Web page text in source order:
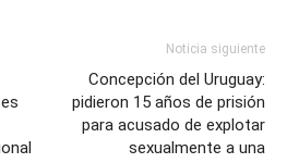
Noticia siguiente
Concepción del Uruguay:
pidieron 15 años de prisión
para acusado de explotar
sexualmente a una